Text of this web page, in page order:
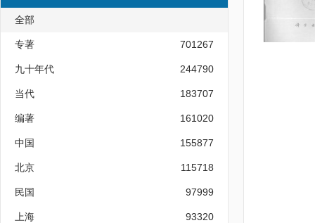
全部
专著 701267
九十年代 244790
当代 183707
编著 161020
中国 155877
北京 115718
民国 97999
上海 93320